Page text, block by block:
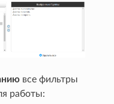
все фильтры
работы: